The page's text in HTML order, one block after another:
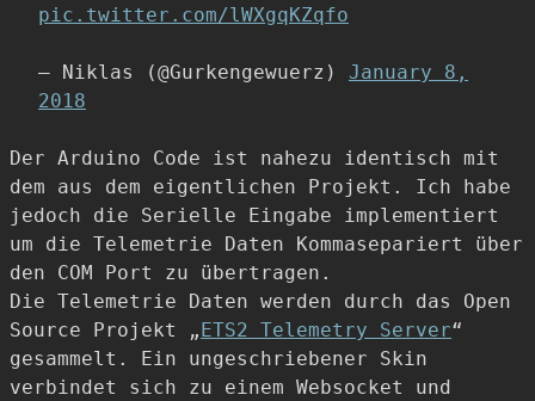
pic.twitter.com/lWXgqKZqfo
— Niklas (@Gurkengewuerz) January 8,
2018
Der Arduino Code ist nahezu identisch mit
dem aus dem eigentlichen Projekt. Ich habe
jedoch die Serielle Eingabe implementiert
um die Telemetrie Daten Kommasepariert über
den COM Port zu übertragen.
Die Telemetrie Daten werden durch das Open
Source Projekt „ ETS2 Telemetry Server“
gesammelt. Ein ungeschriebener Skin
verbindet sich zu einem Websocket und